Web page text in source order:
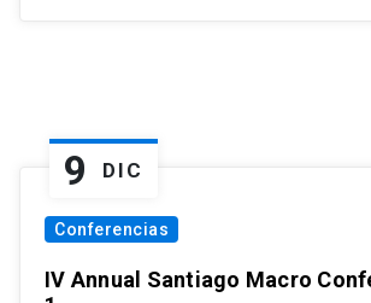
9 DIC
Conferencias
IV Annual Santiago Macro